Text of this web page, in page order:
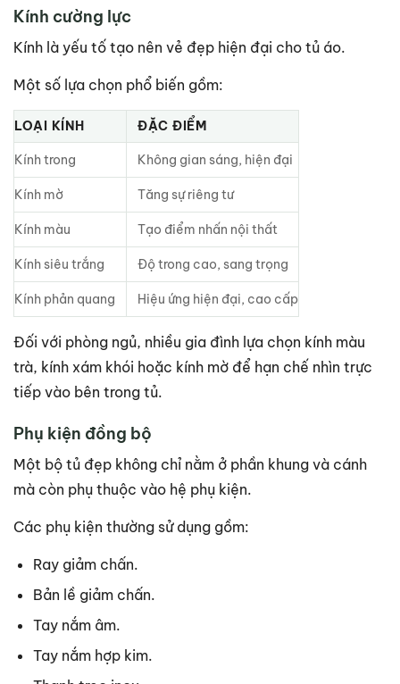
Kính cường lực
Kính là yếu tố tạo nên vẻ đẹp hiện đại cho tủ áo.
Một số lựa chọn phổ biến gồm:
LOẠI KÍNH ĐẶC ĐIỂM
Kính trong Không gian sáng, hiện đại
Kính mờ Tăng sự riêng tư
Kính màu Tạo điểm nhấn nội thất
Kính siêu trắng Độ trong cao, sang trọng
Kính phản quang Hiệu ứng hiện đại, cao cấp
Đối với phòng ngủ, nhiều gia đình lựa chọn kính màu
trà, kính xám khói hoặc kính mờ để hạn chế nhìn trực
tiếp vào bên trong tủ.
Phụ kiện đồng bộ
Một bộ tủ đẹp không chỉ nằm ở phần khung và cánh
mà còn phụ thuộc vào hệ phụ kiện.
Các phụ kiện thường sử dụng gồm:
Ray giảm chấn.
Bản lề giảm chấn.
Tay nắm âm.
Tay nắm hợp kim.